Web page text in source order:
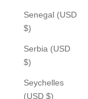
Senegal (USD
$)
Serbia (USD
$)
Seychelles
(USD $)